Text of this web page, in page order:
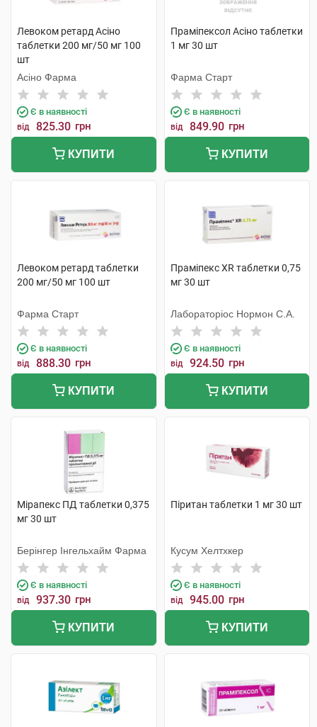
Левоком ретард Асіно
таблетки 200 мг/50 мг 100
шт
Асіно Фарма
Є в наявності
від 825.30 грн
КУПИТИ
Праміпексол Асіно таблетки
1 мг 30 шт
Фарма Старт
Є в наявності
від 849.90 грн
КУПИТИ
Левоком ретард таблетки
200 мг/50 мг 100 шт
Фарма Старт
Є в наявності
від 888.30 грн
КУПИТИ
Праміпекс XR таблетки 0,75
мг 30 шт
Лабораторіос Нормон С.А.
Є в наявності
від 924.50 грн
КУПИТИ
Мірапекс ПД таблетки 0,375
мг 30 шт
Берінгер Інгельхайм Фарма
Є в наявності
від 937.30 грн
КУПИТИ
Піритан таблетки 1 мг 30 шт
Кусум Хелтхкер
Є в наявності
від 945.00 грн
КУПИТИ